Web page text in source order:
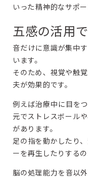
いった精神的なサポ
五感の活用
音だけに意識が集中
います。
そのため、視覚や触
夫が効果的です。
例えば治療中に目を
元でストレスボール
があります。
足の指を動かしたり
ーを再生したりするの
脳の処理能力を音以